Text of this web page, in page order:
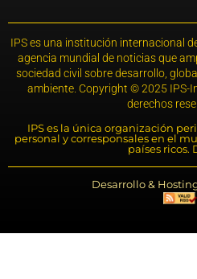
IPS es una institución internacional
agencia mundial de noticias que
sociedad civil sobre desarrollo,
ambiente. Copyright © 2025 IPS-
derechos
IPS es la única organización
personal y corresponsales en el
países ricos.
Desarrollo &